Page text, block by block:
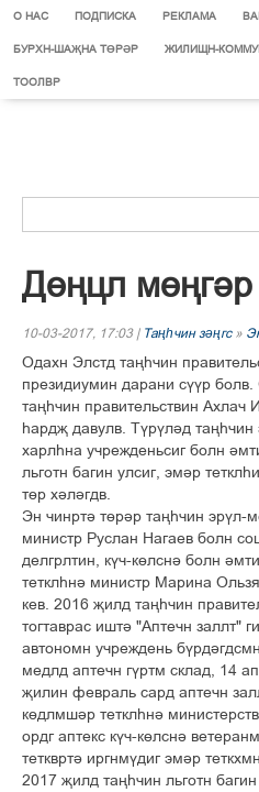
О НАС ПОДПИСКА РЕКЛАМА
БУРХН-ШАҖНА ТӨРӘР ЖИЛИЩН-
ТООЛВР
Ä´œöë
10-03-2017, 17:03 | Таңһчин зәңгс»
Îäàõí Ýëñòä òàœº÷èí
ïðåçèäèóìèí äàðàíè ñ¢¢ð áîëâ.
òàœº÷èí ïðàâèòåëüñòâèí Àõëà÷
ºàðäš äàâóëâ. Ò¢ð¢ë³ä
õàðëºíà ó÷ðåæäåíüñèã áîëí
ëüãîòí áàãèí óëñèã, ýì³ð
ò´ð õ³ë³ãäâ.
Ýí ÷èíðò³ ò´ð³ð òàœº÷èí
ìèíèñòð Ðóñëàí Íàãàåâ áîëí
äåëãðëòèí, ê¢÷-ê´ëñí³ áîëí
òåòêëºí³ ìèíèñòð Ìàðèíà
êåâ. 2016 šèëä òàœº÷èí
òîãòàâðàñ èøò³ "Àïòå÷í çàëëò"
àâòîíîìí ó÷ðåæäåíü
ìåäëä àïòå÷í ã¢ðòì ñêëàä, 14
šèëèí ôåâðàëü ñàðä àïòå÷í
ê´äëìø³ð òåòêëºí³
îðäã àïòåêñ ê¢÷-ê´ëñí³
òåòêâðò³ èðãíì¢äèã ýì³ð òåòêõìí.
2017 šèëä òàœº÷èí ëüãîòí